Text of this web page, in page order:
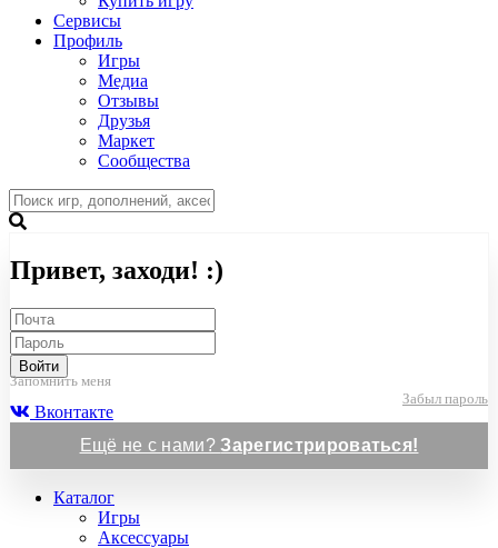
Сервисы
Профиль
Игры
Медиа
Отзывы
Друзья
Маркет
Сообщества
Привет, заходи! :)
Войти
Запомнить меня
Забыл пароль
Вконтакте
Ещё не с нами?Зарегистрироваться!
Каталог
Игры
Аксессуары